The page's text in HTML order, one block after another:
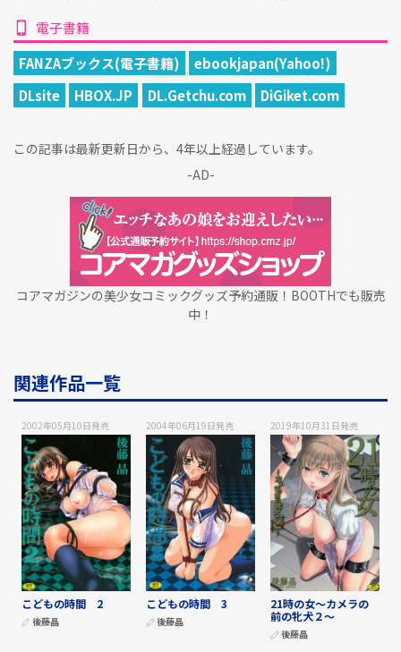
電子書籍
FANZAブックス(電子書籍)
ebookjapan(Yahoo!)
DLsite
HBOX.JP DL.Getchu.com DiGiket.com
この記事は最新更新日から、4年以上経過しています。
-AD-
コアマガジンの美少女コミックグッズ予約通販！BOOTHでも販売
中！
関連作品一覧
2002年05月10日発売
こどもの時間 2
後藤晶
2004年06月19日発売
こどもの時間 3
後藤晶
2019年10月31日発売
21時の女～カメラの
前の牝犬２～
後藤晶